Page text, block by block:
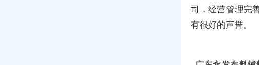
司，经营管理完
有很好的声誉。